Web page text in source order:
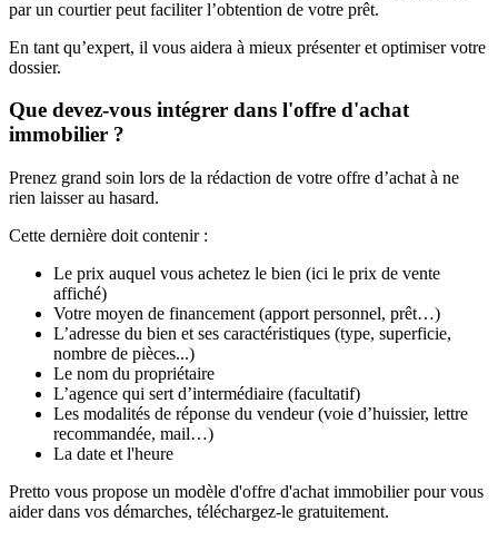
par un courtier peut faciliter l’obtention de votre prêt.
En tant qu’expert, il vous aidera à mieux présenter et optimiser votre
dossier.
Que devez-vous intégrer dans l'offre d'achat
immobilier ?
Prenez grand soin lors de la rédaction de votre offre d’achat à ne
rien laisser au hasard.
Cette dernière doit contenir :
Le prix auquel vous achetez le bien (ici le prix de vente
affiché)
Votre moyen de financement (apport personnel, prêt…)
L’adresse du bien et ses caractéristiques (type, superficie,
nombre de pièces...)
Le nom du propriétaire
L’agence qui sert d’intermédiaire (facultatif)
Les modalités de réponse du vendeur (voie d’huissier, lettre
recommandée, mail…)
La date et l'heure
Pretto vous propose un modèle d'offre d'achat immobilier pour vous
aider dans vos démarches, téléchargez-le gratuitement.